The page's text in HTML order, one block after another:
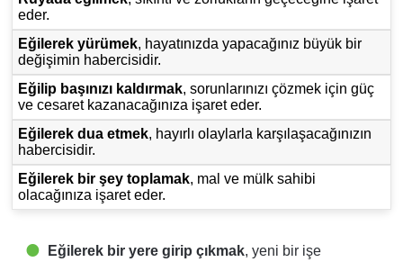
eder.
Eğilerek yürümek, hayatınızda yapacağınız büyük bir
değişimin habercisidir.
Eğilip başınızı kaldırmak, sorunlarınızı çözmek için güç
ve cesaret kazanacağınıza işaret eder.
Eğilerek dua etmek, hayırlı olaylarla karşılaşacağınızın
habercisidir.
Eğilerek bir şey toplamak, mal ve mülk sahibi
olacağınıza işaret eder.
Eğilerek bir yere girip çıkmak, yeni bir işe